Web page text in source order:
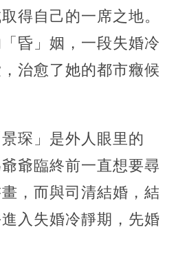
得自己的一席之地。
昏」姻，一段失婚冷
治愈了她的都市癥候
琛」是外人眼里的
爺爺臨終前一直想要尋
，而與司清結婚，結
入失婚冷靜期，先婚